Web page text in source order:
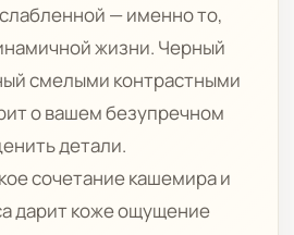
— именно то,
жизни. Черный
смелыми контрастными
о вашем безупречном
детали.
сочетание кашемира и
дарит коже ощущение